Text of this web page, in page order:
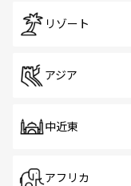
リゾート
アジア
中近東
アフリカ